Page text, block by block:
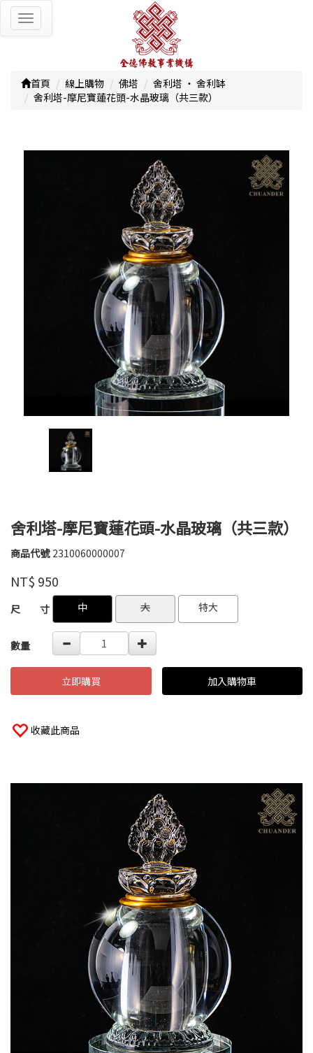
Toggle
navigation
首頁 線上購物 佛塔
舍利塔 ‧ 舍利缽
舍利塔-摩尼寶蓮花頭-水晶玻璃（共三款）
舍利塔-摩尼寶蓮花頭-水晶玻璃（共三款）
商品代號 2310060000007
2310060000007
品牌
高
婉
瑜
NT$ 950
GOODS000000000000003345017 GOODS000000000000003346692
尺 寸 中 大 特大
數量
立即購買 加入購物車
收藏此商品